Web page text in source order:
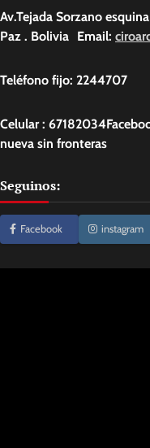
Av.Tejada Sorzano
Paz . Bolivia Email:
Teléfono fijo: 2244707
Celular :
nueva sin fronteras
Seguinos:
Facebook instagram